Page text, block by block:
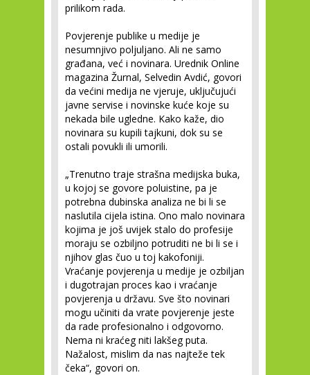
prilikom rada.
Povjerenje publike u medije je
nesumnjivo poljuljano. Ali ne samo
građana, već i novinara. Urednik Online
magazina Žurnal, Selvedin Avdić, govori
da većini medija ne vjeruje, uključujući
javne servise i novinske kuće koje su
nekada bile ugledne. Kako kaže, dio
novinara su kupili tajkuni, dok su se
ostali povukli ili umorili.
„Trenutno traje strašna medijska buka,
u kojoj se govore poluistine, pa je
potrebna dubinska analiza ne bi li se
naslutila cijela istina. Ono malo novinara
kojima je još uvijek stalo do profesije
moraju se ozbiljno potruditi ne bi li se i
njihov glas čuo u toj kakofoniji.
Vraćanje povjerenja u medije je ozbiljan
i dugotrajan proces kao i vraćanje
povjerenja u državu. Sve što novinari
mogu učiniti da vrate povjerenje jeste
da rade profesionalno i odgovorno.
Nema ni kraćeg niti lakšeg puta.
Nažalost, mislim da nas najteže tek
čeka“, govori on.